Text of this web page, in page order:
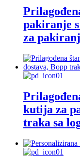
pakiranje
za
kutija za
traka sa